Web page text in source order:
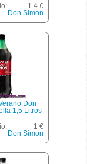
1.4 €
Don Simon
Don
1,5 Litros
1 €
Don Simon